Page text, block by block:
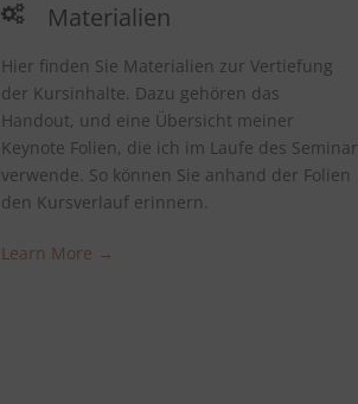
Materialien
Hier finden Sie Materialien zur Vertiefung
der Kursinhalte. Dazu gehören das
Handout, und eine Übersicht meiner
Keynote Folien, die ich im Laufe des Seminar
verwende. So können Sie anhand der Folien
den Kursverlauf erinnern.
Learn More →